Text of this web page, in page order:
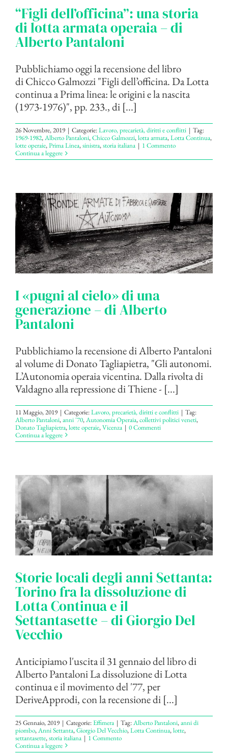
“Figli dell’officina”: una storia
di lotta armata operaia – di
Alberto Pantaloni
Pubblichiamo oggi la recensione del libro
di Chicco Galmozzi "Figli dell’officina. Da Lotta
continua a Prima linea: le origini e la nascita
(1973-1976)", pp. 233., di [...]
26 Novembre, 2019 | Categorie:Lavoro, precarietà, diritti e conflitti | Tag:
1969-1982,Alberto Pantaloni,Chicco Galmozzi,lotta armata,Lotta Continua,
lotte operaie,Prima Linea,sinistra,storia italiana | 1 Commento
Continua a leggere
I «pugni al cielo» di una
generazione – di Alberto
Pantaloni
Pubblichiamo la recensione di Alberto Pantaloni
al volume di Donato Tagliapietra, "Gli autonomi.
L’Autonomia operaia vicentina. Dalla rivolta di
Valdagno alla repressione di Thiene - [...]
11 Maggio, 2019 | Categorie:Lavoro, precarietà, diritti e conflitti | Tag:
Alberto Pantaloni,anni '70,Autonomia Operaia,collettivi politici veneti,
Donato Tagliapietra,lotte operaie,Vicenza | 0 Commenti
Continua a leggere
Storie locali degli anni Settanta:
Torino fra la dissoluzione di
Lotta Continua e il
Settantasette – di Giorgio Del
Vecchio
Anticipiamo l'uscita il 31 gennaio del libro di
Alberto Pantaloni La dissoluzione di Lotta
continua e il movimento del '77, per
DeriveApprodi, con la recensione di [...]
25 Gennaio, 2019 | Categorie:Effimera | Tag:Alberto Pantaloni,anni di
piombo,Anni Settanta,Giorgio Del Vecchio,Lotta Continua,lotte,
settantasette,storia italiana | 1 Commento
Continua a leggere